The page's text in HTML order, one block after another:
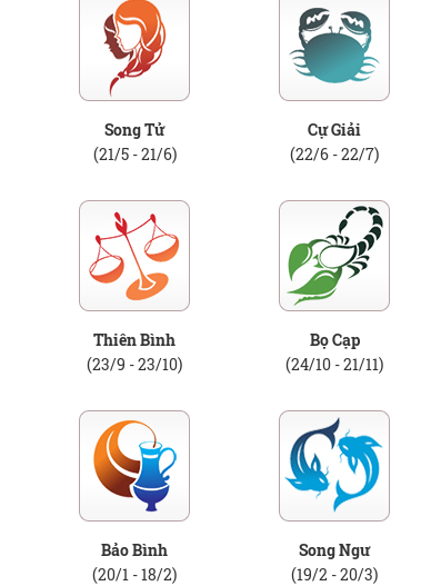
Song Tử
(21/5 - 21/6)
Cự Giải
(22/6 - 22/7)
Thiên Bình
(23/9 - 23/10)
Bọ Cạp
(24/10 - 21/11)
Bảo Bình
(20/1 - 18/2)
Song Ngư
(19/2 - 20/3)